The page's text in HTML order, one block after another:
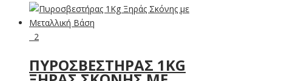
2
ΠΥΡΟΣΒΕΣΤΉΡΑΣ 1KG